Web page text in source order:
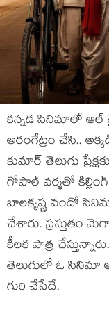
క‌న్నడ సినిమాలో ఆల్
అరంగేట్రం చేసి..
కుమార్ తెలుగు
గోపాల్ వ‌ర్మ‌తో
బాల‌కృష్ణ వందో
చేశారు. ప్ర‌స్తుతం
కీల‌క పాత్ర
తెలుగులో ఓ సినిమా
గురి చేసేదే.